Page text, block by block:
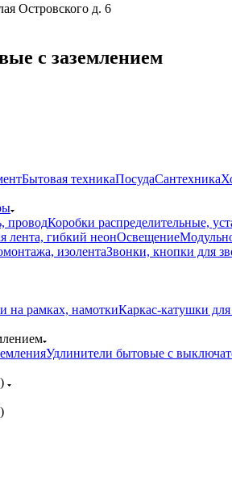
Островского д. 6
с заземлением
Бытовая техникаПосудаСантехника
проводКоробки распределительные,
лента, гибкий неонОсвещение
изолентаЗвонки, кнопки для
на рамках, намоткиКаркас-катушки
Удлинители бытовые с